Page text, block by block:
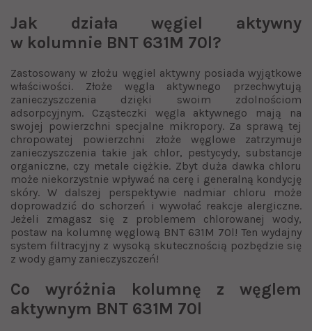
Jak działa węgiel aktywny
w kolumnie BNT 631M 70l?
Zastosowany w złożu węgiel aktywny posiada wyjątkowe
właściwości. Złoże węgla aktywnego przechwytują
zanieczyszczenia dzięki swoim zdolnościom
adsorpcyjnym. Cząsteczki węgla aktywnego mają na
swojej powierzchni specjalne mikropory. Za sprawą tej
chropowatej powierzchni złoże węglowe zatrzymuje
zanieczyszczenia takie jak chlor, pestycydy, substancje
organiczne, czy metale ciężkie. Zbyt duża dawka chloru
może niekorzystnie wpływać na cerę i generalną kondycję
skóry. W dalszej perspektywie nadmiar chloru może
doprowadzić do schorzeń i wywołać reakcje alergiczne.
Jeżeli zmagasz się z problemem chlorowanej wody,
postaw na kolumnę węglową BNT 631M 70l! Ten wydajny
system filtracyjny z wysoką skutecznością pozbędzie się
z wody gamy zanieczyszczeń!
Co wyróżnia kolumnę z węglem
aktywnym BNT 631M 70l